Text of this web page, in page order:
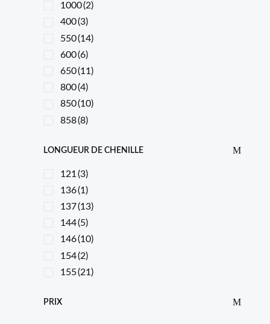
1000(2)
400(3)
550(14)
600(6)
650(11)
800(4)
850(10)
858(8)
LONGUEUR DE CHENILLE
121 (3)
136(1)
137(13)
144(5)
146(10)
154(2)
155(21)
PRIX